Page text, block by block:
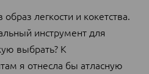
легкости и кокетства.
инструмент для
выбрать? К
я отнесла бы атласную